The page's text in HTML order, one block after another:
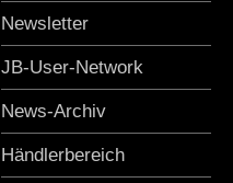
Newsletter
JB-User-Network
News-Archiv
Händlerbereich